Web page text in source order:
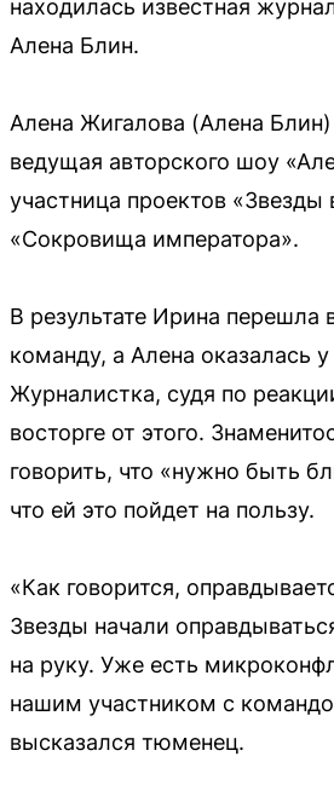
находилась известная
Алена Блин.
Алена Жигалова (Алена
ведущая авторского шоу
участница проектов «Звезды
«Сокровища императора».
В результате Ирина перешла
команду, а Алена оказалась
Журналистка, судя по
восторге от этого.
говорить, что «нужно быть
что ей это пойдет на пользу.
«Как говорится,
Звезды начали
на руку. Уже есть
нашим участником с
высказался тюменец.